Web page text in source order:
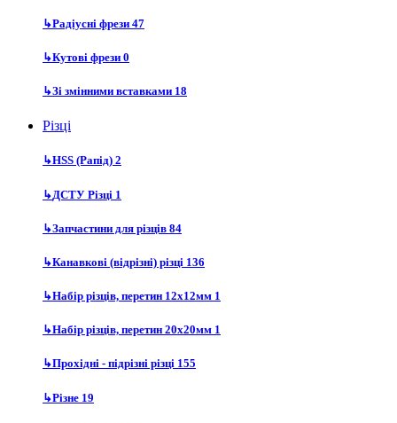
↳Радіусні фрези 47
↳Кутові фрези 0
↳Зі змінними вставками 18
Різці
↳HSS (Рапід) 2
↳ДСТУ Різці 1
↳Запчастини для різців 84
↳Канавкові (відрізні) різці 136
↳Набір різців, перетин 12х12мм 1
↳Набір різців, перетин 20х20мм 1
↳Прохідні - підрізні різці 155
↳Різне 19